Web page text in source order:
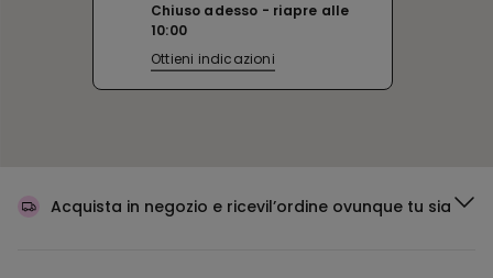
Chiuso adesso
riapre alle
10:00
Ottieni indicazioni
Acquista in negozio e ricevil’ordine ovunque tu sia